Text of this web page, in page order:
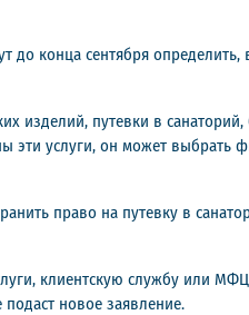
конца сентября определить,
изделий, путевки в
эти услуги, он может выбрать
право на путевку в
клиентскую службу или
новое заявление.